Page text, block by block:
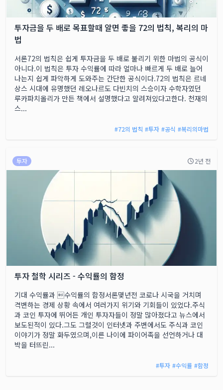
투자금을 두 배로 목표할때 알면 좋을 72의 법칙, 복리의 마
법
서론72의 법칙은 쉽게 투자금을 두 배로 불리기 위한 마법의 공식이
아니다.이 법칙은 투자 수익률에 따라 얼마나 빠르게 두 배로 늘어
나는지 쉽게 파악하게 도와주는 간단한 공식이다.72의 법칙은 르네
상스 시대에 유명했던 레오나르도 다빈치의 스승이자 수학자였던
루카파치올리가 만든 책에서 설명했다고 알려져있다고한다. 천재의
스...
#72의 법칙 #투자 #공식 #복리의마법
투자 2년 전
투자 철학 시리즈 - 수익률의 함정
기대 수익률과 수익률의 함정서론몇년전 코로나 시국을 거치며
격변하는 경제 상황 속에서 여러가지 위기와 기회들이 있었다.주식
과 코인 투자에 뛰어든 개인 투자자들이 정말 많아졌다고 뉴스에서
보도된적이 있다.그도 그럴것이 인터넷과 주변에서도 주식과 코인
이야기가 정말 화두였으며,이른 나이에 파이어족을 선언하거나 대
박을 터뜨린...
#투자 #수익률 #함정